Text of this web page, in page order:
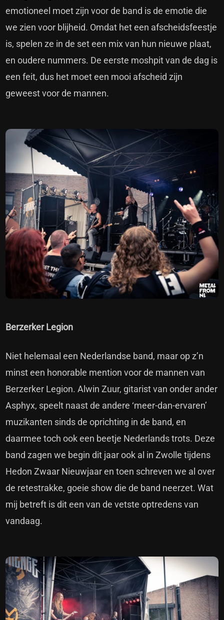
emotioneel moet zijn voor de band is de emotie die
we zien voor blijheid. Omdat het een afscheidsfeestje
is, spelen ze in de set een mix van hun nieuwe plaat,
en oudere nummers. De eerste moshpit van de dag is
een feit, dus het moet een mooi afscheid zijn
geweest voor de mannen.
Berzerker Legion
Niet helemaal een Nederlandse band, maar op z’n
minst een honorable mention voor de mannen van
Berzerker Legion. Alwin Zuur, gitarist van onder ander
Asphyx, speelt naast de andere ‘meer-dan-ervaren’
muzikanten sinds de oprichting in de band, en
daarmee toch ook een beetje Nederlands trots. Deze
band zagen we begin dit jaar ook al in Zwolle tijdens
Hedon Zwaar Nieuwjaar en toen schreven we al over
de retestrakke, goeie show die de band neerzet. Wat
mij betreft is dit een van de vetste optredens van
vandaag.